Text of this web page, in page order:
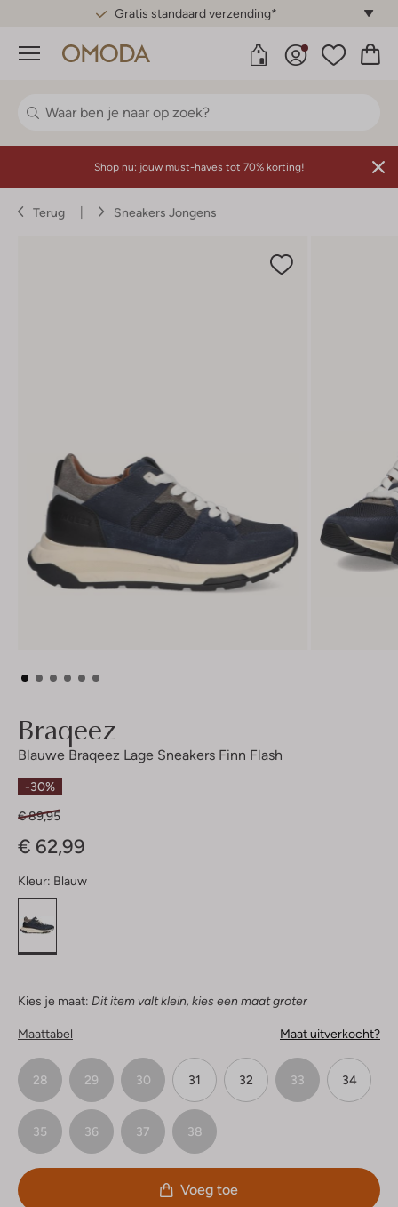
Gratis standaard verzending*
Menu
Shop nu: jouw must-haves tot 70% korting!
Terug Sneakers Jongens
Braqeez
Blauwe Braqeez Lage Sneakers Finn Flash
-30%
€ 89,95
€ 62,99
Kleur: Blauw
Kies je maat: Dit item valt klein, kies een maat groter
Maattabel Maat uitverkocht?
28 29 30 31 32 33 34
35 36 37 38
Voeg toe